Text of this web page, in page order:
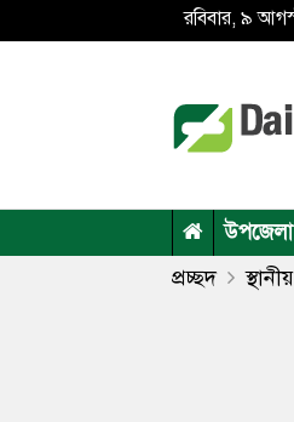
রবিবার, ৯
প্রচ্ছদ স্থানীয়